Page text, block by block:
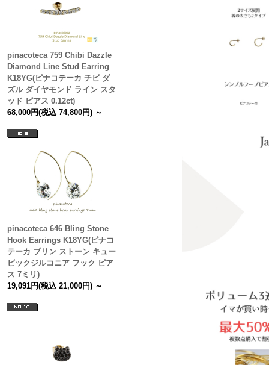
pinacoteca 759 Chibi Dazzle
Diamond Line Stud Earring
K18YG(ピナコテーカ チビ ダ
ズル ダイヤモンド ライン スタ
ッド ピアス 0.12ct)
68,000円(税込 74,800円) ～
pinacoteca 646 Bling Stone
Hook Earrings K18YG(ピナコ
テーカ ブリン ストーン キュー
ビックジルコニア フック ピア
ス 7ミリ)
19,091円(税込 21,000円) ～